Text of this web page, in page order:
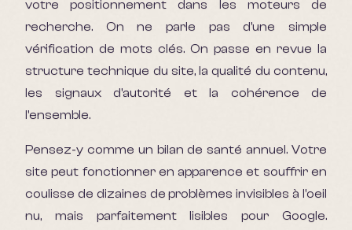
votre positionnement dans les moteurs de
recherche. On ne parle pas d'une simple
vérification de mots clés. On passe en revue la
structure technique du site, la qualité du contenu,
les signaux d'autorité et la cohérence de
l'ensemble.
Pensez-y comme un bilan de santé annuel. Votre
site peut fonctionner en apparence et souffrir en
coulisse de dizaines de problèmes invisibles à l'oeil
nu, mais parfaitement lisibles pour Google.